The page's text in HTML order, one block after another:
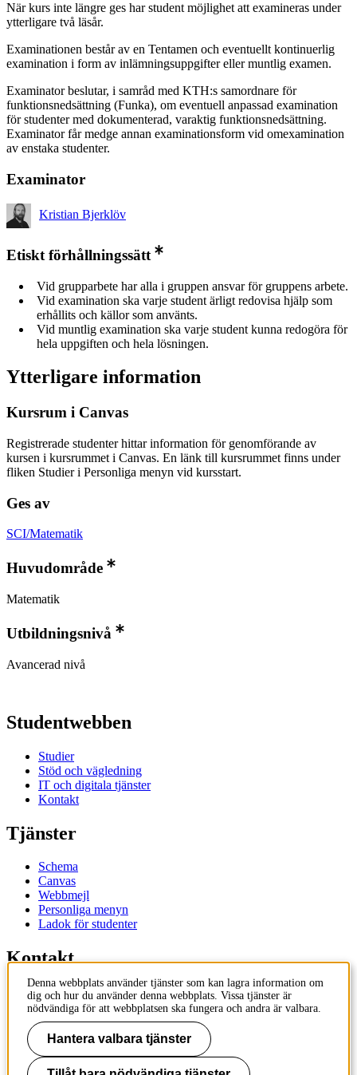
När kurs inte längre ges har student möjlighet att examineras under
ytterligare två läsår.
Examinationen består av en Tentamen och eventuellt kontinuerlig
examination i form av inlämningsuppgifter eller muntlig examen.
Examinator beslutar, i samråd med KTH:s samordnare för
funktionsnedsättning (Funka), om eventuell anpassad examination
för studenter med dokumenterad, varaktig funktionsnedsättning.
Examinator får medge annan examinationsform vid omexamination
av enstaka studenter.
Examinator
Kristian Bjerklöv
Etiskt förhållningssätt
Vid grupparbete har alla i gruppen ansvar för gruppens arbete.
Vid examination ska varje student ärligt redovisa hjälp som
erhållits och källor som använts.
Vid muntlig examination ska varje student kunna redogöra för
hela uppgiften och hela lösningen.
Ytterligare information
Kursrum i Canvas
Registrerade studenter hittar information för genomförande av
kursen i kursrummet i Canvas. En länk till kursrummet finns under
fliken Studier i Personliga menyn vid kursstart.
Ges av
SCI/Matematik
Huvudområde
Matematik
Utbildningsnivå
Avancerad nivå
Studentwebben
Studier
Stöd och vägledning
IT och digitala tjänster
Kontakt
Tjänster
Schema
Canvas
Webbmejl
Personliga menyn
Ladok för studenter
Kontakt
Kontakta utbildningsprogram
Kontakta kurs
IT-support
KTH Entré
Denna webbplats använder tjänster som kan lagra information om
dig och hur du använder denna webbplats. Vissa tjänster är
nödvändiga för att webbplatsen ska fungera och andra är valbara.
Hantera valbara tjänster